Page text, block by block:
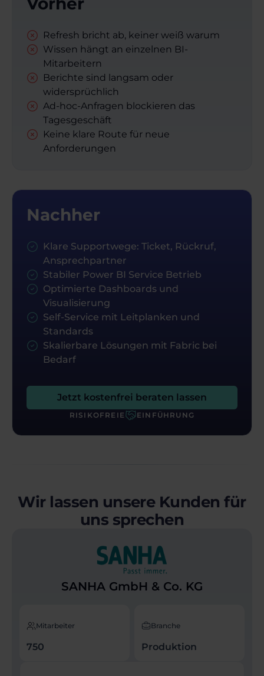
Refresh bricht ab, keiner weiß warum
Wissen hängt an einzelnen BI-
Mitarbeitern
Berichte sind langsam oder
widersprüchlich
Ad-hoc-Anfragen blockieren das
Tagesgeschäft
Keine klare Route für neue
Anforderungen
Nachher
Klare Supportwege: Ticket, Rückruf,
Ansprechpartner
Stabiler Power BI Service Betrieb
Optimierte Dashboards und
Visualisierung
Self-Service mit Leitplanken und
Standards
Skalierbare Lösungen mit Fabric bei
Bedarf
Jetzt kostenfrei beraten lassen
RISIKOFREIE EINFÜHRUNG
Wir lassen unsere Kunden für
uns sprechen
SANHA GmbH & Co. KG
Mitarbeiter
750
Branche
Produktion